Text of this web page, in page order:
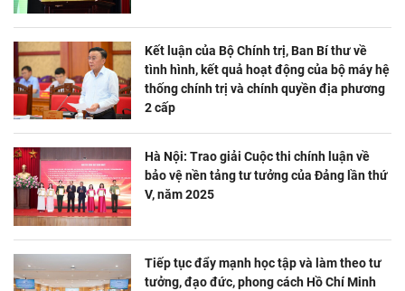
Kết luận của Bộ Chính trị, Ban Bí thư về
tình hình, kết quả hoạt động của bộ máy hệ
thống chính trị và chính quyền địa phương
2 cấp
Hà Nội: Trao giải Cuộc thi chính luận về
bảo vệ nền tảng tư tưởng của Đảng lần thứ
V, năm 2025
Tiếp tục đẩy mạnh học tập và làm theo tư
tưởng, đạo đức, phong cách Hồ Chí Minh